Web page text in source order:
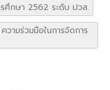
รศึกษา 2562 ระดับ ปวส.
วามร่วมมือในการจัดการ